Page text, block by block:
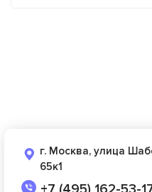
г. Москва, улица
65к1